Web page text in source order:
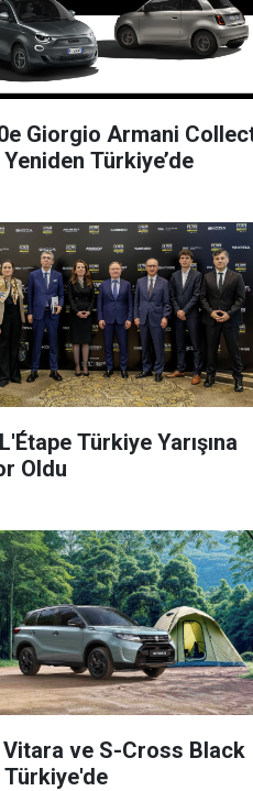
Giorgio Armani
Türkiye’de
Türkiye Yarışına
Oldu
ve S-Cross Black